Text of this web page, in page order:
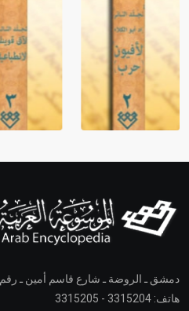
دمشق ـ الروضة ـ شارع قاسم أمين ـ رقم 39
هاتف: 3315204 - 3315205